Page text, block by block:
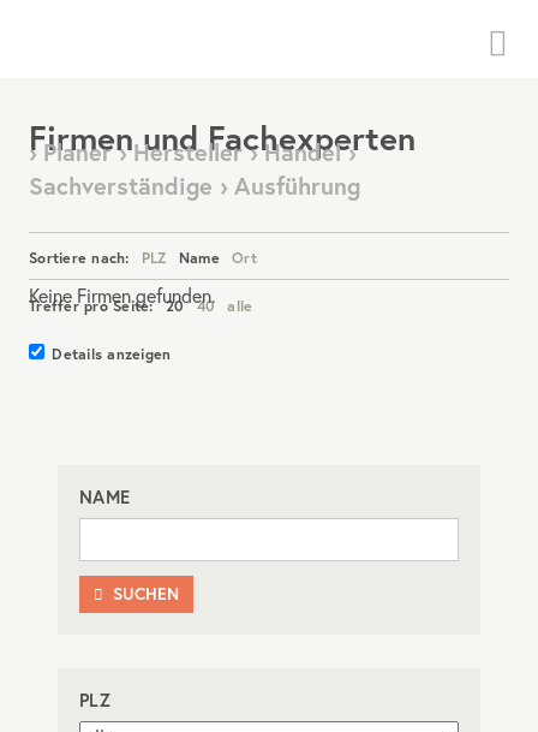
Firmen und Fachexperten
› Planer › Hersteller › Handel ›
Sachverständige › Ausführung
Sortiere nach: PLZ Name Ort
Treffer pro Seite: 20 40 alle
Details anzeigen
Keine Firmen gefunden.
NAME
 SUCHEN
PLZ